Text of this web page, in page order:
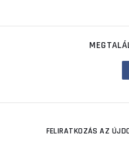
FELIRATKOZÁS AZ